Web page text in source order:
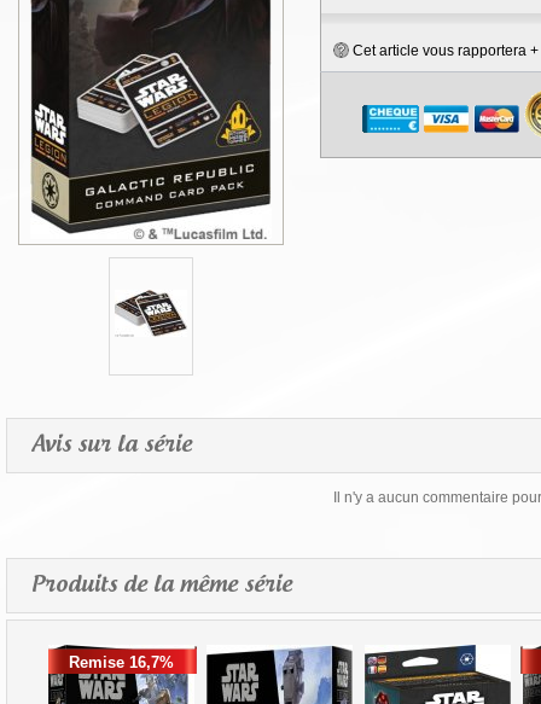
Cet article vous rapportera +
Avis sur la série
Il n'y a aucun commentaire
Produits de la même série
Remise 16,7%